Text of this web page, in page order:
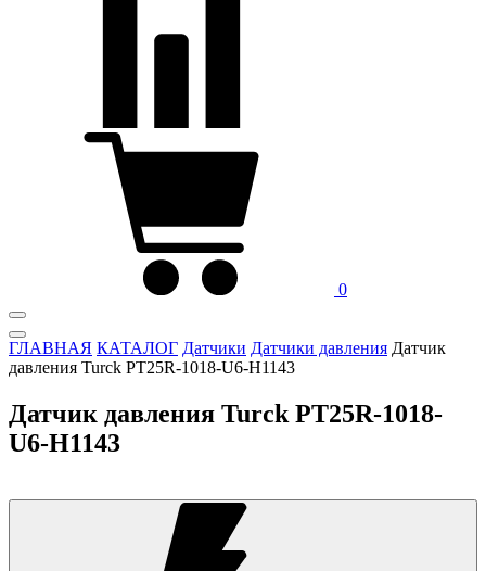
0
ГЛАВНАЯ КАТАЛОГ Датчики Датчики давления Датчик
давления Turck PT25R-1018-U6-H1143
Датчик давления Turck PT25R-1018-
U6-H1143